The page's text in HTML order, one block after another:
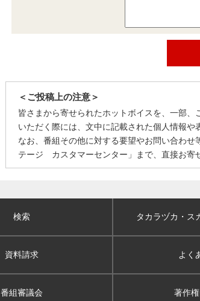
＜ご投稿上の注意＞
皆さまから寄せられたホットボイスを、一部
いただく際には、文中に記載された個人情報や
なお、番組その他に対する要望やお問い合わ
テージ カスタマーセンター」まで、直接お寄
検索 タカラヅカ・ス
資料請求 よく
番組審議会 著作